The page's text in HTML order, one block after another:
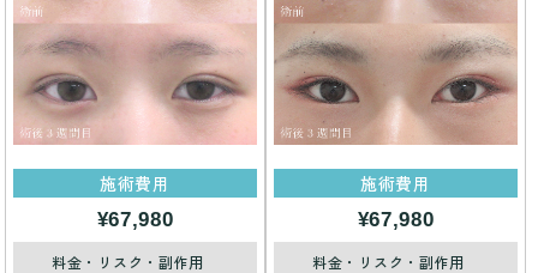
施術費用
¥67,980
料金・リスク・副作用
施術費用
¥67,980
料金・リスク・副作用